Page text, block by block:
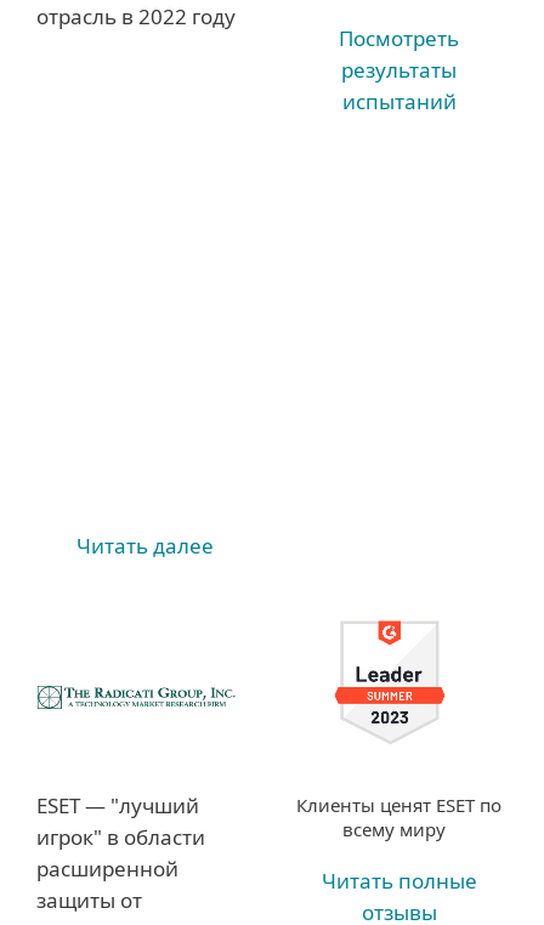
отрасль в 2022 году
Читать далее
Посмотреть
результаты
испытаний
ESET — "лучший
игрок" в области
расширенной
защиты от
Клиенты ценят ESET по
всему миру
Читать полные
отзывы